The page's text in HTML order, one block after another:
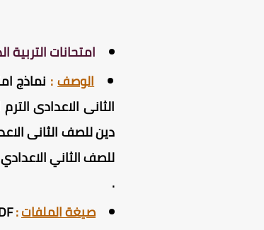
امتحانات التربية
الوصف: نماذج
الثانى الاعدادى
.
صيغة الملفات:
PDF